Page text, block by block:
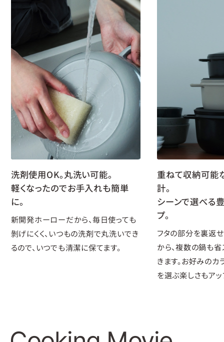
洗剤使用OK。丸洗い可能。
軽くなったのでお手入れも簡単
に。
新開発ホーローだから、毎日使っても
剝げにくく、いつもの洗剤で丸洗いでき
るので、いつでも清潔に保てます。
重ねて収納可能
計。
シーンで選べる
プ。
フタの部分を裏返
から、複数の鍋も
きます。お好みの
を選ぶ楽しさもアッ